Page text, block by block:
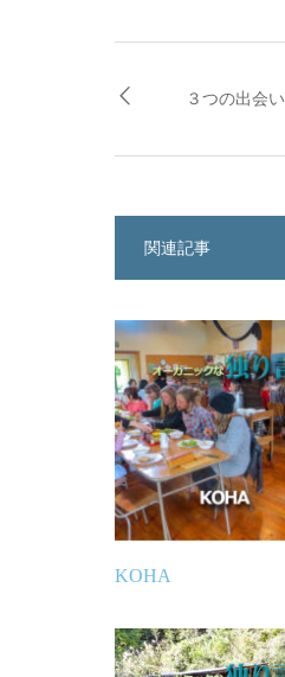
３つの出会い
関連記事
KOHA